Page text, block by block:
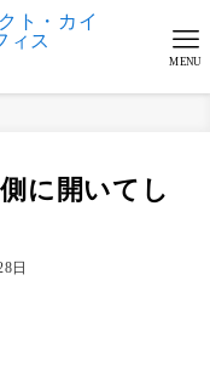
MENU
に開いてし
日